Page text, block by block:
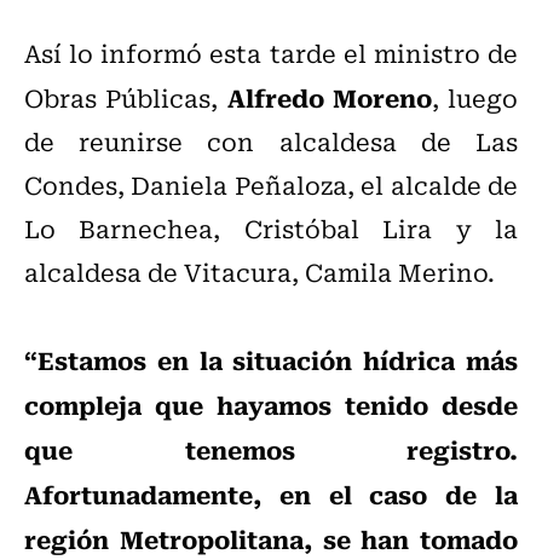
Así lo informó esta tarde el ministro de
Obras Públicas, Alfredo Moreno, luego
de reunirse con alcaldesa de Las
Condes, Daniela Peñaloza, el alcalde de
Lo Barnechea, Cristóbal Lira y la
alcaldesa de Vitacura, Camila Merino.
“Estamos en la situación hídrica más
compleja que hayamos tenido desde
que tenemos registro.
Afortunadamente, en el caso de la
región Metropolitana, se han tomado